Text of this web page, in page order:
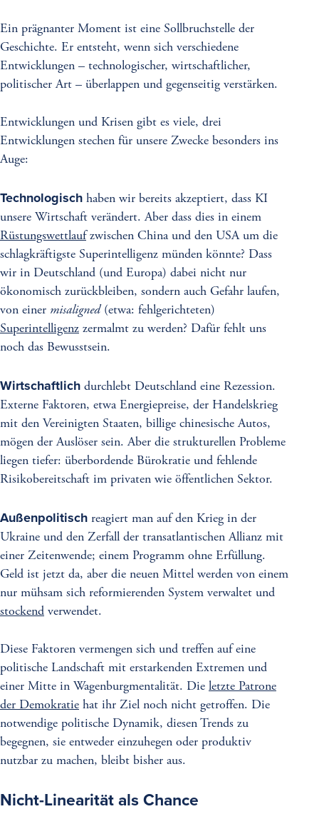
Ein prägnanter Moment ist eine Sollbruchstelle der
Geschichte. Er entsteht, wenn sich verschiedene
Entwicklungen – technologischer, wirtschaftlicher,
politischer Art – überlappen und gegenseitig verstärken.
Entwicklungen und Krisen gibt es viele, drei
Entwicklungen stechen für unsere Zwecke besonders ins
Auge:
Technologisch haben wir bereits akzeptiert, dass KI
unsere Wirtschaft verändert. Aber dass dies in einem
Rüstungswettlaufzwischen China und den USA um die
schlagkräftigste Superintelligenz münden könnte? Dass
wir in Deutschland (und Europa) dabei nicht nur
ökonomisch zurückbleiben, sondern auch Gefahr laufen,
von einer misaligned(etwa: fehlgerichteten)
Superintelligenz zermalmt zu werden? Dafür fehlt uns
noch das Bewusstsein.
Wirtschaftlich durchlebt Deutschland eine Rezession.
Externe Faktoren, etwa Energiepreise, der Handelskrieg
mit den Vereinigten Staaten, billige chinesische Autos,
mögen der Auslöser sein. Aber die strukturellen Probleme
liegen tiefer: überbordende Bürokratie und fehlende
Risikobereitschaft im privaten wie öffentlichen Sektor.
Außenpolitisch reagiert man auf den Krieg in der
Ukraine und den Zerfall der transatlantischen Allianz mit
einer Zeitenwende; einem Programm ohne Erfüllung.
Geld ist jetzt da, aber die neuen Mittel werden von einem
nur mühsam sich reformierenden System verwaltet und
stockend verwendet.
Diese Faktoren vermengen sich und treffen auf eine
politische Landschaft mit erstarkenden Extremen und
einer Mitte in Wagenburgmentalität. Die letzte Patrone
der Demokratie hat ihr Ziel noch nicht getroffen. Die
notwendige politische Dynamik, diesen Trends zu
begegnen, sie entweder einzuhegen oder produktiv
nutzbar zu machen, bleibt bisher aus.
Nicht-Linearität als Chance